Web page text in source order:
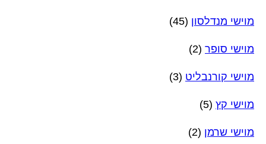
מוישי מנדלסון (45)
מוישי סופר (2)
מוישי קורנבליט (3)
מוישי קץ (5)
מוישי שרמן (2)